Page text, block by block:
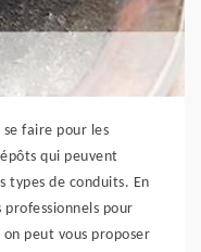
faire pour les
qui peuvent
types de conduits. En
pour
peut vous proposer